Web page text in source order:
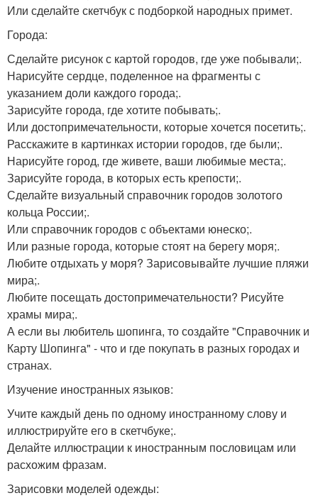
Или сделайте скетчбук с подборкой народных примет.
Города:
Сделайте рисунок с картой городов, где уже побывали;.
Нарисуйте сердце, поделенное на фрагменты с
указанием доли каждого города;.
Зарисуйте города, где хотите побывать;.
Или достопримечательности, которые хочется посетить;.
Расскажите в картинках истории городов, где были;.
Нарисуйте город, где живете, ваши любимые места;.
Зарисуйте города, в которых есть крепости;.
Сделайте визуальный справочник городов золотого
кольца России;.
Или справочник городов с объектами юнеско;.
Или разные города, которые стоят на берегу моря;.
Любите отдыхать у моря? Зарисовывайте лучшие пляжи
мира;.
Любите посещать достопримечательности? Рисуйте
храмы мира;.
А если вы любитель шопинга, то создайте "Справочник и
Карту Шопинга" - что и где покупать в разных городах и
странах.
Изучение иностранных языков:
Учите каждый день по одному иностранному слову и
иллюстрируйте его в скетчбуке;.
Делайте иллюстрации к иностранным пословицам или
расхожим фразам.
Зарисовки моделей одежды: